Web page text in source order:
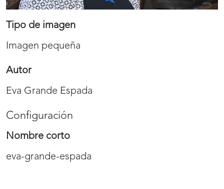
Tipo de imagen
Imagen pequeña
Autor
Eva Grande Espada
Configuración
Nombre corto
eva-grande-espada